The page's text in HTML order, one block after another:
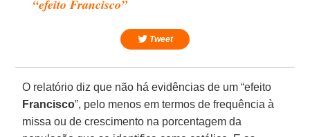
“efeito Francisco”
Tweet
O relatório diz que não há evidências de um “efeito
Francisco”, pelo menos em termos de frequência à
missa ou de crescimento na porcentagem da